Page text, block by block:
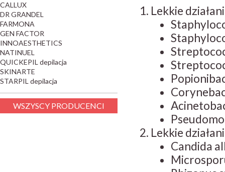
CALLUX
DR GRANDEL
FARMONA
GEN FACTOR
INNOAESTHETICS
NATINUEL
QUICKEPIL depilacja
SKINARTE
STARPIL depilacja
WSZYSCY PRODUCENCI
Lekkie
Lekkie
Candida